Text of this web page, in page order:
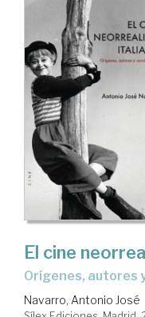
El cine
Orígenes,
Navarro, Antonio José